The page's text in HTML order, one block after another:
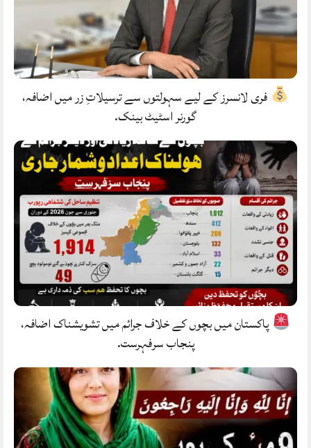
فری لانسرز کے لیے سہولتوں سے ترسیلاتِ زر میں اضافہ،
گورنر اسٹیٹ بینک.
پاکستان میں بچوں کے خلاف جرائم میں تشویشناک اضافہ،
پنجاب سرفہرست.